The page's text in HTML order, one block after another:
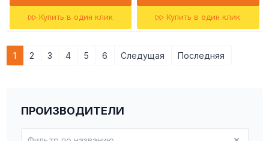
ПРОИЗВОДИТЕЛИ
Купить в один клик Купить в один клик
1 2 3 4 5 6 Следущая Последняя